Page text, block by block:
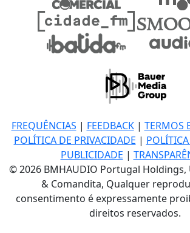
FREQUÊNCIAS | FEEDBACK| TERMOS
POLÍTICA DE PRIVACIDADE |
PUBLICIDADE |
© 2026 BMHAUDIO Portugal Holdings,
& Comandita, Qualquer
consentimento é expressamente
direitos reservados.